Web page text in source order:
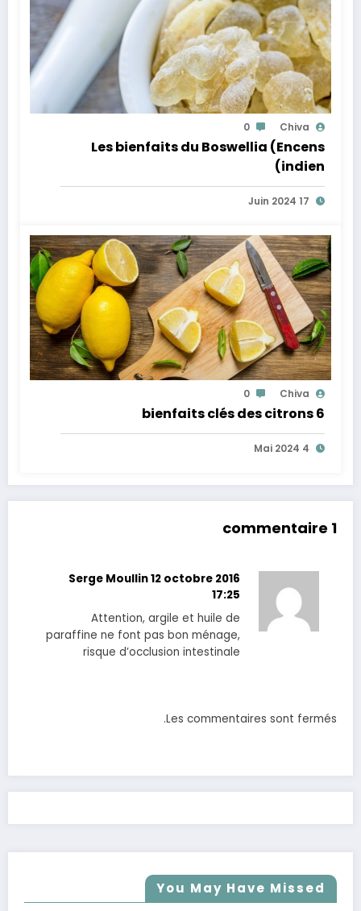
Chiva
0
Les bienfaits du Boswellia (Encens
indien)
17 Juin 2024
Chiva
0
6 bienfaits clés des citrons
4 Mai 2024
1 commentaire
Serge Moullin12 octobre 2016
17:25
Attention, argile et huile de
paraffine ne font pas bon ménage,
risque d’occlusion intestinale
Les commentaires sont fermés.
You May Have Missed